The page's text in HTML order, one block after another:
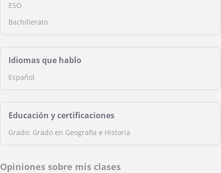
ESO
Bachillerato
Idiomas que hablo
Español
Educación y certificaciones
Grado: Grado en Geografia e Historia
Opiniones sobre mis clases